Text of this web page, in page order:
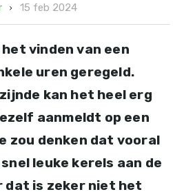
15 feb 2024
vinden van een
uren geregeld.
kan het heel erg
aanmeldt op een
zou denken dat vooral
leuke kerels aan de
dat is zeker niet het